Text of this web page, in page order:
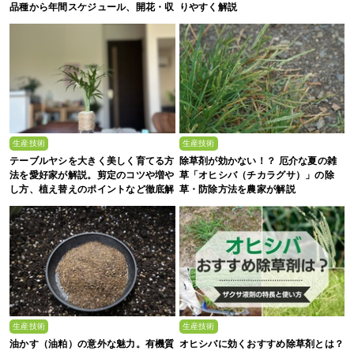
品種から年間スケジュール、開花・収
りやすく解説
生産技術
テーブルヤシを大きく美しく育てる方
法を愛好家が解説。剪定のコツや増や
し方、植え替えのポイントなど徹底解
剖
生産技術
除草剤が効かない！？ 厄介な夏の雑
草「オヒシバ（チカラグサ）」の除
草・防除方法を農家が解説
生産技術
油かす（油粕）の意外な魅力。有機質
生産技術
オヒシバに効くおすすめ除草剤とは？